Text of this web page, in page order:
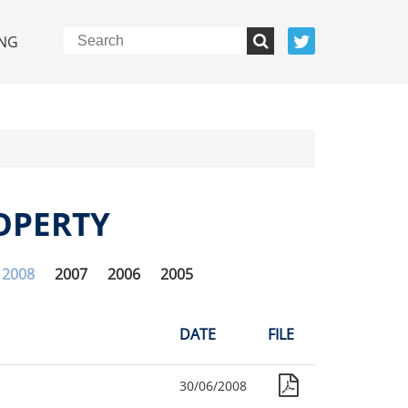
2008 2007 2006 2005
DATE FILE
30/06/2008